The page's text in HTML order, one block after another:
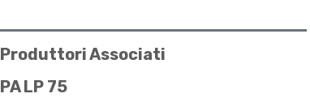
Produttori Associati
PA LP 75